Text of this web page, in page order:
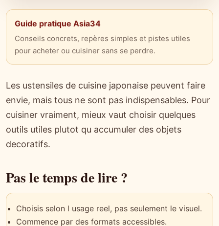
Guide pratique Asia34
Conseils concrets, repères simples et pistes utiles
pour acheter ou cuisiner sans se perdre.
Les ustensiles de cuisine japonaise peuvent faire
envie, mais tous ne sont pas indispensables. Pour
cuisiner vraiment, mieux vaut choisir quelques
outils utiles plutot qu accumuler des objets
decoratifs.
Pas le temps de lire ?
Choisis selon l usage reel, pas seulement le visuel.
Commence par des formats accessibles.